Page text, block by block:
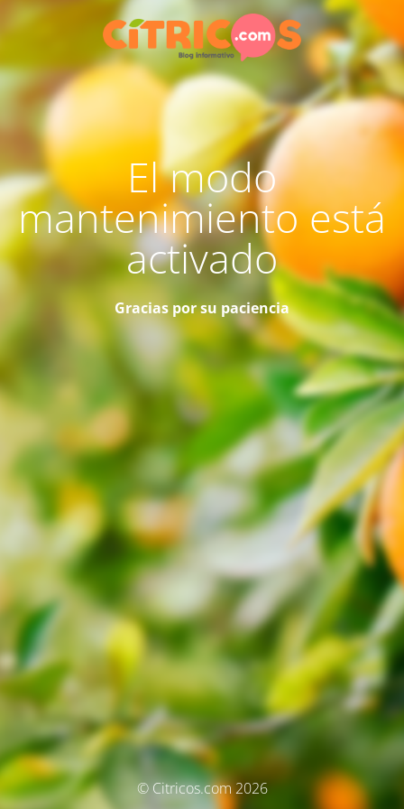
El modo
mantenimiento está
activado
Gracias por su paciencia
© Citricos.com 2026